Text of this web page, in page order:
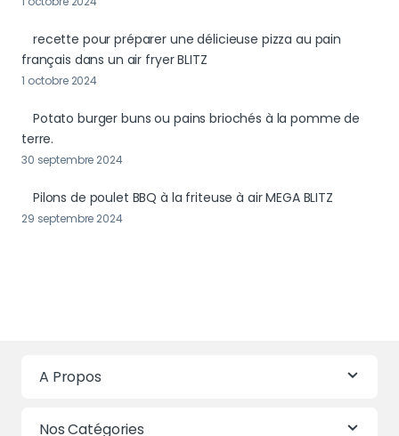
recette pour préparer une délicieuse pizza au pain
français dans un air fryer BLITZ
1 octobre 2024
Potato burger buns ou pains briochés à la pomme de
terre.
30 septembre 2024
Pilons de poulet BBQ à la friteuse à air MEGA BLITZ
29 septembre 2024
A Propos
Nos Catégories